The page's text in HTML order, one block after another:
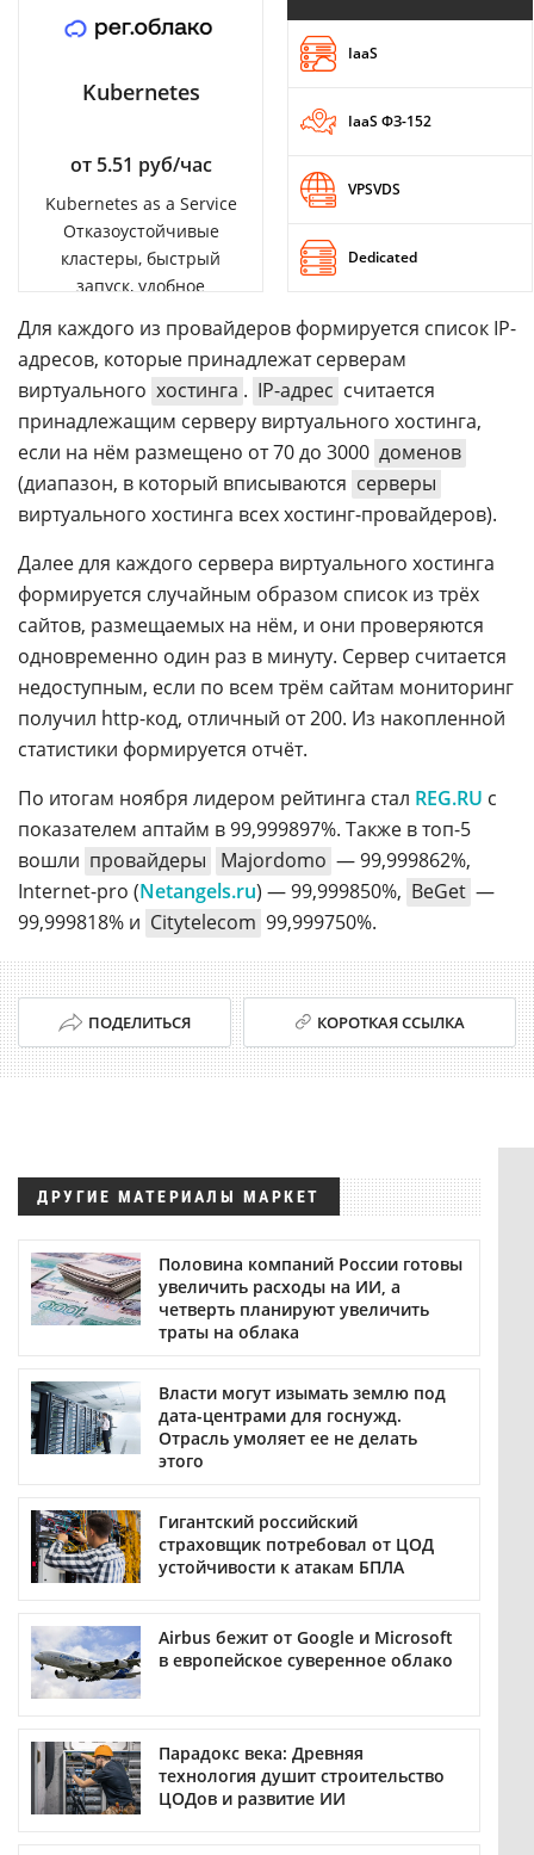
Kubernetes
от 5.51 руб/час
Kubernetes as a Service
Отказоустойчивые
кластеры, быстрый
запуск, удобное
IaaS
IaaS ФЗ-152
VPSVDS
Dedicated
Для каждого из провайдеров формируется список IP-
адресов, которые принадлежат серверам
виртуального хостинга . IP-адрес считается
принадлежащим серверу виртуального хостинга,
если на нём размещено от 70 до 3000 доменов
(диапазон, в который вписываются серверы
виртуального хостинга всех хостинг-провайдеров).
Далее для каждого сервера виртуального хостинга
формируется случайным образом список из трёх
сайтов, размещаемых на нём, и они проверяются
одновременно один раз в минуту. Сервер считается
недоступным, если по всем трём сайтам мониторинг
получил http-код, отличный от 200. Из накопленной
статистики формируется отчёт.
По итогам ноября лидером рейтинга стал REG.RU с
показателем аптайм в 99,999897%. Также в топ-5
вошли провайдеры Majordomo — 99,999862%,
Internet-pro (Netangels.ru) — 99,999850%, BeGet —
99,999818% и Citytelecom 99,999750%.
ПОДЕЛИТЬСЯ КОРОТКАЯ ССЫЛКА
ДРУГИЕ МАТЕРИАЛЫ МАРКЕТ
Половина компаний России готовы
увеличить расходы на ИИ, а
четверть планируют увеличить
траты на облака
Власти могут изымать землю под
дата-центрами для госнужд.
Отрасль умоляет ее не делать
этого
Гигантский российский
страховщик потребовал от ЦОД
устойчивости к атакам БПЛА
Airbus бежит от Google и Microsoft
в европейское суверенное облако
Парадокс века: Древняя
технология душит строительство
ЦОДов и развитие ИИ